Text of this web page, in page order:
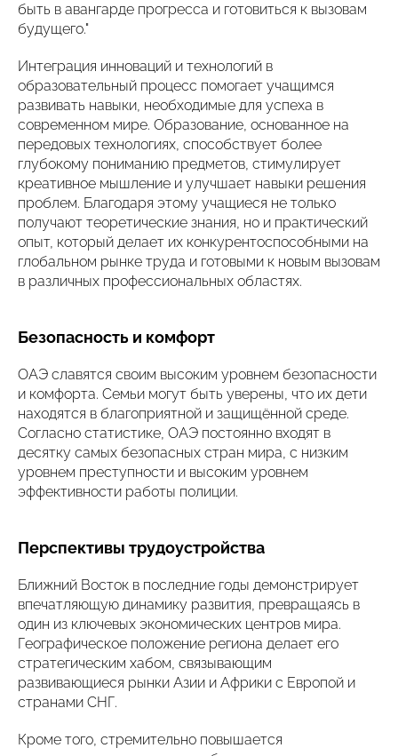
быть в авангарде прогресса и готовиться к вызовам
будущего."
Интеграция инноваций и технологий в
образовательный процесс помогает учащимся
развивать навыки, необходимые для успеха в
современном мире. Образование, основанное на
передовых технологиях, способствует более
глубокому пониманию предметов, стимулирует
креативное мышление и улучшает навыки решения
проблем. Благодаря этому учащиеся не только
получают теоретические знания, но и практический
опыт, который делает их конкурентоспособными на
глобальном рынке труда и готовыми к новым вызовам
в различных профессиональных областях.
Безопасность и комфорт
ОАЭ славятся своим высоким уровнем безопасности
и комфорта. Семьи могут быть уверены, что их дети
находятся в благоприятной и защищённой среде.
Согласно статистике, ОАЭ постоянно входят в
десятку самых безопасных стран мира, с низким
уровнем преступности и высоким уровнем
эффективности работы полиции.
Перспективы трудоустройства
Ближний Восток в последние годы демонстрирует
впечатляющую динамику развития, превращаясь в
один из ключевых экономических центров мира.
Географическое положение региона делает его
стратегическим хабом, связывающим
развивающиеся рынки Азии и Африки с Европой и
странами СНГ.
Кроме того, стремительно повышается